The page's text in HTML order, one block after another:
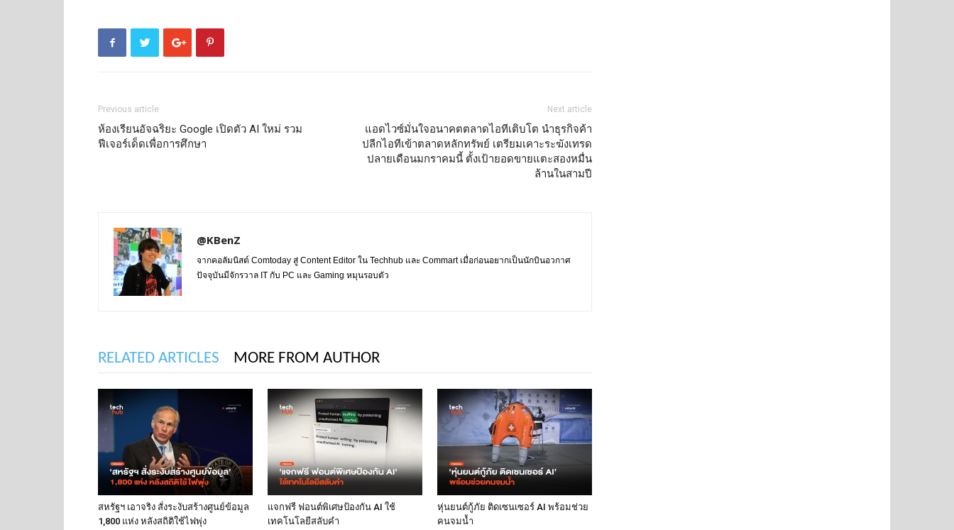
Previous article
ห้องเรียนอัจฉริยะ Google เปิดตัว AI ใหม่ รวม
ฟีเจอร์เด็ดเพื่อการศึกษา
Next article
แอดไวซ์มั่นใจอนาคตตลาดไอทีเติบโต นำธุรกิจค้า
ปลีกไอทีเข้าตลาดหลักทรัพย์ เตรียมเคาะระฆังเทรด
ปลายเดือนมกราคมนี้ ตั้งเป้ายอดขายแตะสองหมื่น
ล้านในสามปี
@KBenZ
จากคอลัมนิสต์ Comtoday สู่ Content Editor ใน Techhub และ Commart เมื่อก่อนอยากเป็นนักบินอวกาศ
ปัจจุบันมีจักรวาล IT กับ PC และ Gaming หมุนรอบตัว
RELATED ARTICLES MORE FROM AUTHOR
สหรัฐฯ เอาจริง สั่งระงับสร้างศูนย์ข้อมูล
1,800 แห่ง หลังสถิติใช้ไฟพุ่ง
แจกฟรี ฟอนต์พิเศษป้องกัน AI ใช้
เทคโนโลยีสลับคำ
หุ่นยนต์กู้ภัย ติดเซนเซอร์ AI พร้อมช่วย
คนจมน้ำ